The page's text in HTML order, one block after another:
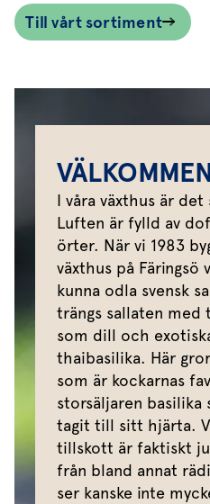
Till vårt sortiment
I våra växthus är
Luften är fylld av
örter. När vi 1983
växthus på
kunna odla svensk
trängs sallaten
som dill och
thaibasilika. Här
som är kockarnas
storsäljaren basilika
tagit till sitt hjärta.
tillskott är faktiskt
från bland annat
ser kanske inte